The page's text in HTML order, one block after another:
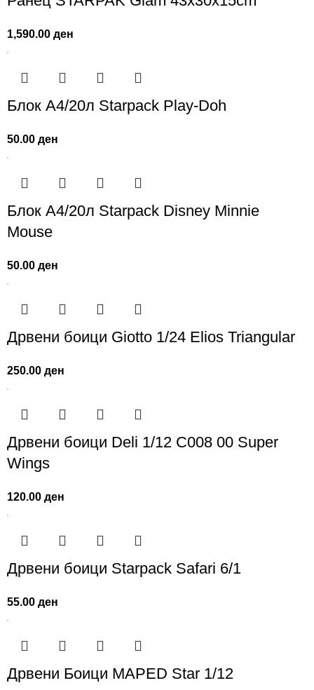
1,590.00ден
Блок А4/20л Starpack Play-Doh
50.00ден
Блок А4/20л Starpack Disney Minnie
Mouse
50.00ден
Дрвени боици Giotto 1/24 Elios Triangular
250.00ден
Дрвени боици Deli 1/12 C008 00 Super
Wings
120.00ден
Дрвени боици Starpack Safari 6/1
55.00ден
Дрвени Боици MAPED Star 1/12